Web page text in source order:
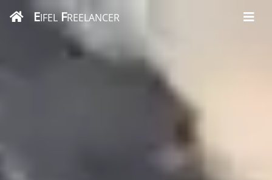
EIFELFREELANCER